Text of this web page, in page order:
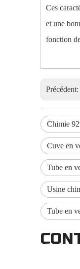
Ces
et une
fonction
Précédent:
Chimie
Cuve en
Tube en
Usine
Tube en